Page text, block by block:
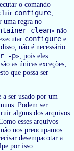
o comando
configure,
uma regra no
clean» não
configure e
não é necessário
-p», pois eles
as únicas exceções;
que possa ser
a ser usado por um
Podem ser
alguns dos arquivos
esses arquivos
nos preocupamos
desempacotar a
por isso.